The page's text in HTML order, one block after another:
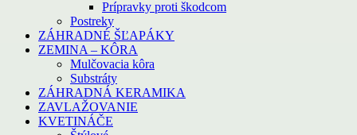
Prípravky proti škodcom
Postreky
ZÁHRADNÉ ŠĽAPÁKY
ZEMINA – KÔRA
Mulčovacia kôra
Substráty
ZÁHRADNÁ KERAMIKA
ZAVLAŽOVANIE
KVETINÁČE